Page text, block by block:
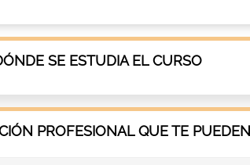
SE ESTUDIA EL CURSO
PROFESIONAL QUE TE